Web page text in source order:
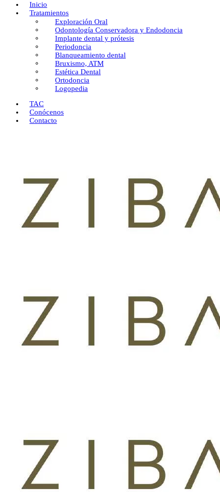
Inicio
Tratamientos
Exploración Oral
Odontología Conservadora y Endodoncia
Implante dental y prótesis
Periodoncia
Blanqueamiento dental
Bruxismo, ATM
Estética Dental
Ortodoncia
Logopedia
TAC
Conócenos
Contacto